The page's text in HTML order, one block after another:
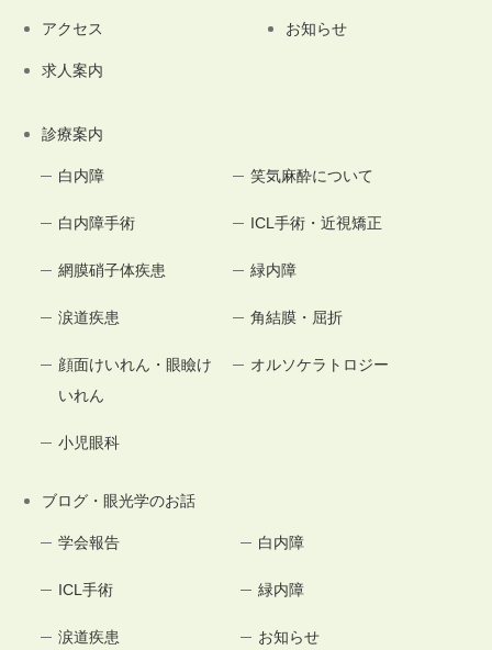
アクセス お知らせ
求人案内
診療案内
白内障 笑気麻酔について
白内障手術 ICL手術・近視矯正
網膜硝子体疾患 緑内障
涙道疾患 角結膜・屈折
顔面けいれん・眼瞼け
いれん
オルソケラトロジー
小児眼科
ブログ・眼光学のお話
学会報告 白内障
ICL手術 緑内障
涙道疾患 お知らせ